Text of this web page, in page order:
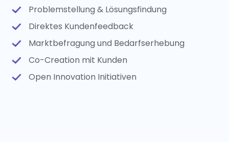
Problemstellung & Lösungsfindung
Direktes Kundenfeedback
Marktbefragung und Bedarfserhebung
Co-Creation mit Kunden
Open Innovation Initiativen